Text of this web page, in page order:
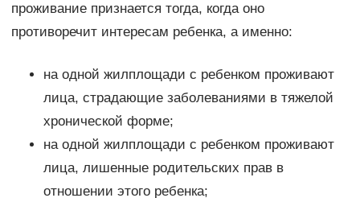
проживание признается тогда, когда оно
противоречит интересам ребенка, а именно:
на одной жилплощади с ребенком проживают
лица, страдающие заболеваниями в тяжелой
хронической форме;
на одной жилплощади с ребенком проживают
лица, лишенные родительских прав в
отношении этого ребенка;